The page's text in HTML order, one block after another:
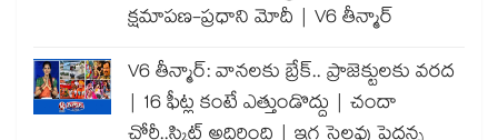
క్షమాపణ-ప్రధాని మోదీ | V6 తీన్మార్
V6 తీన్మార్: వానలకు బ్రేక్.. ప్రాజెక్టులకు వరద
| 16 ఫీట్ల కంటే ఎత్తుండొద్దు | చందా